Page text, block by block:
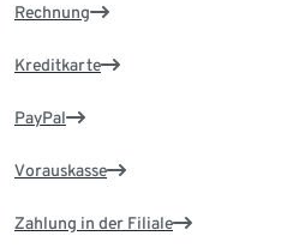
Rechnung
Kreditkarte
PayPal
Vorauskasse
Zahlung in der Filiale